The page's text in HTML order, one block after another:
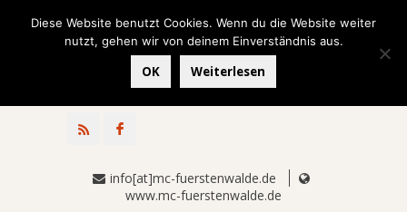
info[at]mc-fuerstenwalde.de
www.mc-fuerstenwalde.de
Diese Website benutzt Cookies. Wenn du die Website weiter
nutzt, gehen wir von deinem Einverständnis aus.
OK Weiterlesen